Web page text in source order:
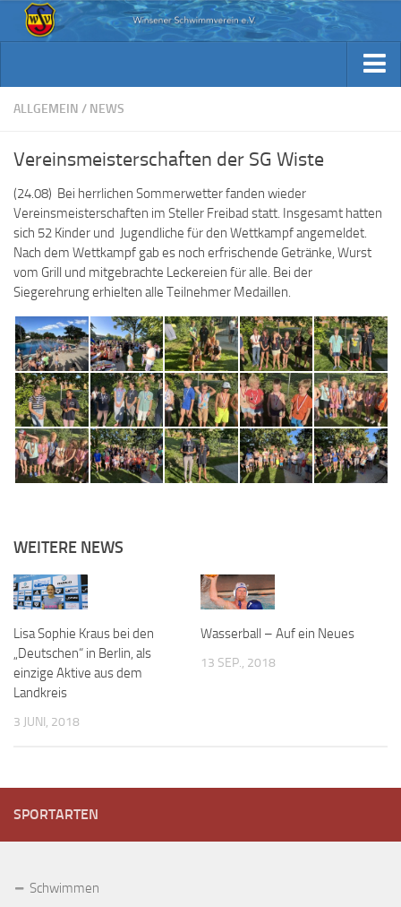
Verein / Kontakt
Sponsoren
Fotos
Beiträge & Downloads
Kennst Du schon…
Aktuelles
Trainingsplan
Verein / Kontakt
Sponsoren
Fotos
Beiträge & Downloads
Kennst Du schon…
ALLGEMEIN / NEWS
Vereinsmeisterschaften der SG Wiste
(24.08) Bei herrlichen Sommerwetter fanden wieder
Vereinsmeisterschaften im Steller Freibad statt. Insgesamt hatten
sich 52 Kinder und Jugendliche für den Wettkampf angemeldet.
Nach dem Wettkampf gab es noch erfrischende Getränke, Wurst
vom Grill und mitgebrachte Leckereien für alle. Bei der
Siegerehrung erhielten alle Teilnehmer Medaillen.
WEITERE NEWS
Lisa Sophie Kraus bei den
„Deutschen“ in Berlin, als
einzige Aktive aus dem
Landkreis
3 JUNI, 2018
Wasserball – Auf ein Neues
13 SEP., 2018
SPORTARTEN
Schwimmen